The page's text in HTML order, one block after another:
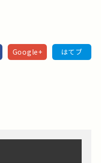
Google+ はてブ